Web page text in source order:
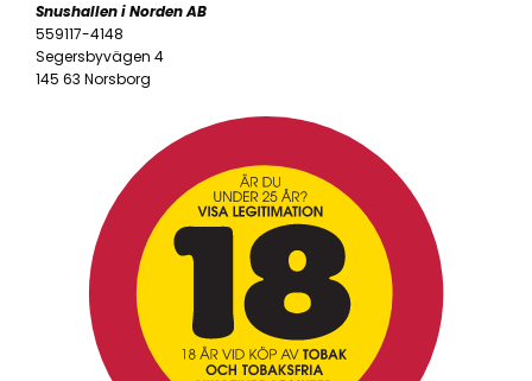
Snushallen i Norden AB
559117-4148
Segersbyvägen 4
145 63 Norsborg